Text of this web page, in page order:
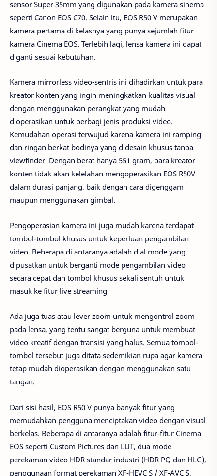
sensor Super 35mm yang digunakan pada kamera sinema
seperti Canon EOS C70. Selain itu, EOS R50 V merupakan
kamera pertama di kelasnya yang punya sejumlah fitur
kamera Cinema EOS. Terlebih lagi, lensa kamera ini dapat
diganti sesuai kebutuhan.
Kamera mirrorless video-sentris ini dihadirkan untuk para
kreator konten yang ingin meningkatkan kualitas visual
dengan menggunakan perangkat yang mudah
dioperasikan untuk berbagi jenis produksi video.
Kemudahan operasi terwujud karena kamera ini ramping
dan ringan berkat bodinya yang didesain khusus tanpa
viewfinder. Dengan berat hanya 551 gram, para kreator
konten tidak akan kelelahan mengoperasikan EOS R50V
dalam durasi panjang, baik dengan cara digenggam
maupun menggunakan gimbal.
Pengoperasian kamera ini juga mudah karena terdapat
tombol-tombol khusus untuk keperluan pengambilan
video. Beberapa di antaranya adalah dial mode yang
dipusatkan untuk berganti mode pengambilan video
secara cepat dan tombol khusus sekali sentuh untuk
masuk ke fitur live streaming.
Ada juga tuas atau lever zoom untuk mengontrol zoom
pada lensa, yang tentu sangat berguna untuk membuat
video kreatif dengan transisi yang halus. Semua tombol-
tombol tersebut juga ditata sedemikian rupa agar kamera
tetap mudah dioperasikan dengan menggunakan satu
tangan.
Dari sisi hasil, EOS R50 V punya banyak fitur yang
memudahkan pengguna menciptakan video dengan visual
berkelas. Beberapa di antaranya adalah fitur-fitur Cinema
EOS seperti Custom Pictures dan LUT, dua mode
perekaman video HDR standar industri (HDR PQ dan HLG),
penggunaan format perekaman XF-HEVC S / XF-AVC S,